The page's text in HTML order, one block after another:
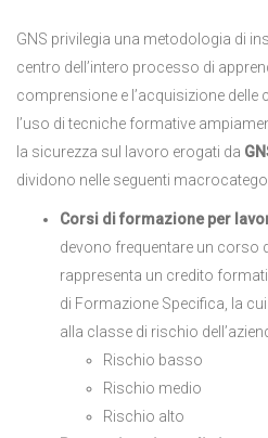
GNS privilegia una metodologia di
centro dell’intero processo di
comprensione e l’acquisizione delle
l’uso di tecniche formative
la sicurezza sul lavoro erogati da
dividono nelle seguenti
Corsi di formazione per
devono frequentare un corso
rappresenta un credito
di Formazione Specifica, la
alla classe di rischio
Rischio basso
Rischio medio
Rischio alto